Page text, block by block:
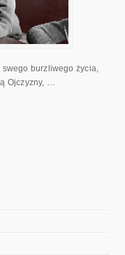
burzliwego życia,
Ojczyzny, …